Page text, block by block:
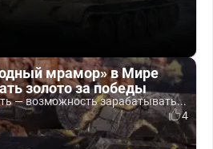
мрамор» в Мире
золото за победы
— возможность зарабатывать...
4